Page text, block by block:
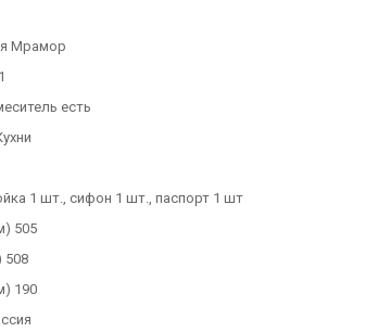
Мрамор
есть
1 шт., сифон 1 шт., паспорт 1 шт
505
508
190